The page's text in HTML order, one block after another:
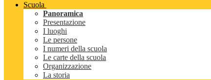
Scuola
Panoramica
Presentazione
I luoghi
Le persone
I numeri della scuola
Le carte della scuola
Organizzazione
La storia